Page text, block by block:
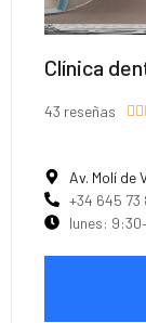
Clínica
43 reseñas 
Av. Molí de
+34 645 73
lunes: